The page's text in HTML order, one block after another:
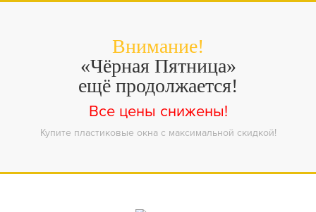
Внимание!
«Чёрная Пятница»
ещё продолжается!
Все цены снижены!
Купите пластиковые окна с максимальной скидкой!